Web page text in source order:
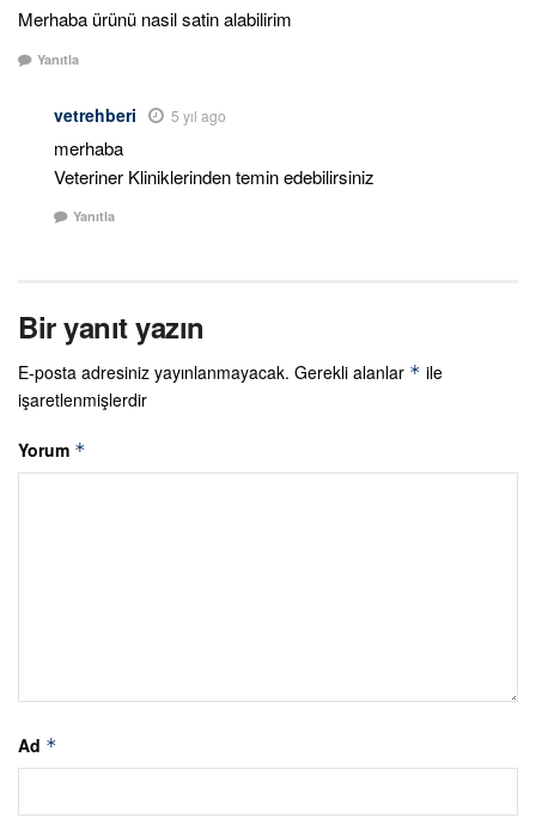
Merhaba ürünü nasil satin alabilirim
Yanıtla
vetrehberi 5 yıl ago
merhaba
Veteriner Kliniklerinden temin edebilirsiniz
Yanıtla
Bir yanıt yazın
E-posta adresiniz yayınlanmayacak. Gerekli alanlar * ile
işaretlenmişlerdir
Yorum *
Ad *